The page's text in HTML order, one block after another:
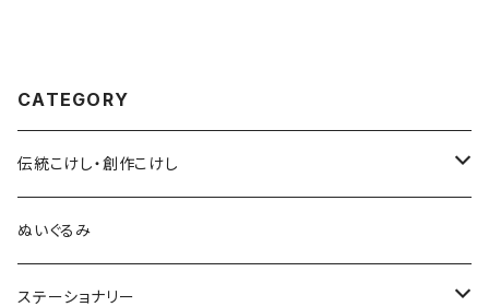
CATEGORY
伝統こけし・創作こけし
木村敦工人（弥治郎系）
池内潮音工人（弥治郎系）
ぬいぐるみ
ステーショナリー